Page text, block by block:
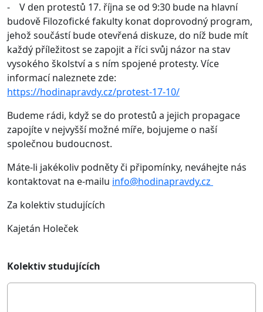
- V den protestů 17. října se od 9:30 bude na hlavní
budově Filozofické fakulty konat doprovodný program,
jehož součástí bude otevřená diskuze, do níž bude mít
každý příležitost se zapojit a říci svůj názor na stav
vysokého školství a s ním spojené protesty. Více
informací naleznete zde:
https://hodinapravdy.cz/protest-17-10/
Budeme rádi, když se do protestů a jejich propagace
zapojíte v nejvyšší možné míře, bojujeme o naší
společnou budoucnost.
Máte-li jakékoliv podněty či připomínky, neváhejte nás
kontaktovat na e-mailu info@hodinapravdy.cz
Za kolektiv studujících
Kajetán Holeček
Kolektiv studujících